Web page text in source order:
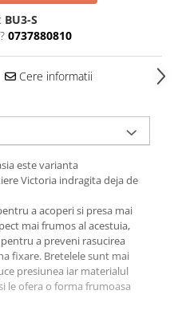
BU3-S
0737880810
Cere informatii
este varianta
Victoria indragita deja de
a acoperi si presa mai
mai frumos al acestuia,
a preveni rasucirea
fixare. Bretelele sunt mai
presiunea iar materialul
le ofera o forma frumoasa